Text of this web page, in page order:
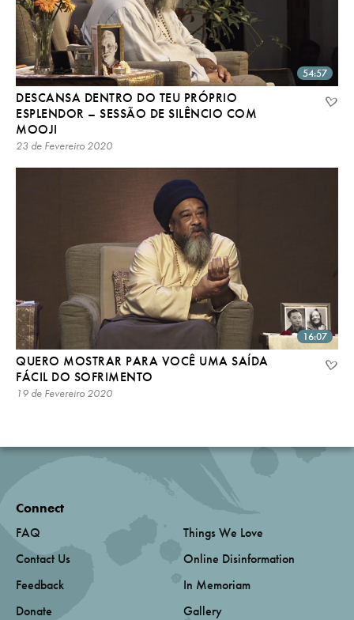
54:57
DESCANSA DENTRO DO TEU PRÓPRIO
ESPLENDOR – SESSÃO DE SILÊNCIO COM
MOOJI
23 de Fevereiro 2020
16:07
QUERO MOSTRAR PARA VOCÊ UMA SAÍDA
FÁCIL DO SOFRIMENTO
19 de Fevereiro 2020
Connect
FAQ
Contact Us
Feedback
Donate
Things We Love
Online Disinformation
In Memoriam
Gallery